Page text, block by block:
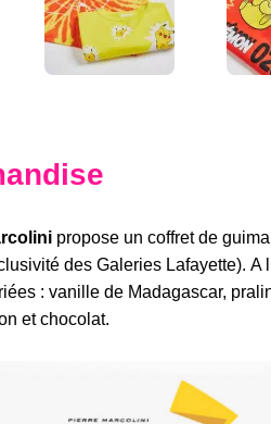
propose un coffret de
des Galeries Lafayette). A
: vanille de Madagascar,
et chocolat.